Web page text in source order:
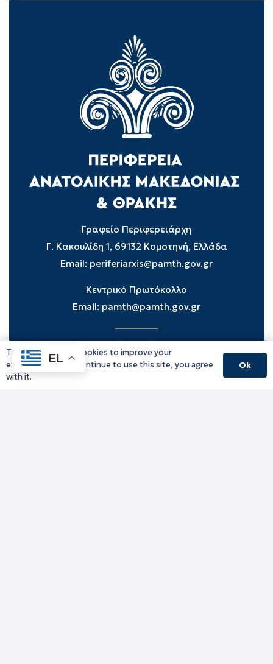
Γραφείο Περιφερειάρχη
Γ. Κακουλίδη 1, 69132 Κομοτηνή, Ελλάδα
Email: periferiarxis@pamth.gov.gr
Κεντρικό Πρωτόκολλο
Email: pamth@pamth.gov.gr
Υπηρεσίες Δράμας
Υπηρεσίες Καβάλας
EL
This website uses cookies to improve your
experience. If you continue to use this site, you agree
with it.
Ok